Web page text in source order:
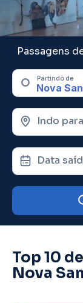
Passagens
Partindo de
Indo para
Data
Top 10
Nova